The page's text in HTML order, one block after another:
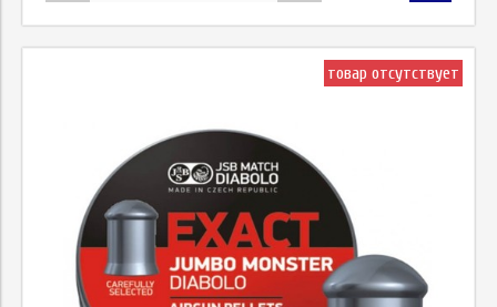
товар отсутствует